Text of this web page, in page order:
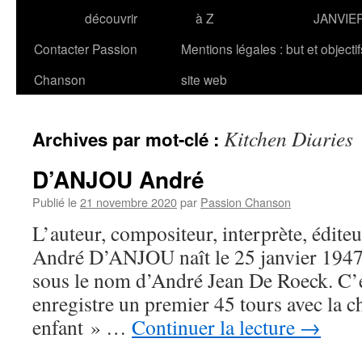
découvrir
à Z
Contacter Passion
Chanson
Mentions légales : but et
site web
Archives par mot-clé : Kitchen Diaries
D’ANJOU André
Publié le21 novembre 2020par Passion Chanson
L’auteur, compositeur, interprète,
André D’ANJOU naît le 25 janvier
sous le nom d’André Jean De Roeck.
enregistre un premier 45 tours avec la
enfant » … Continuer la lecture →